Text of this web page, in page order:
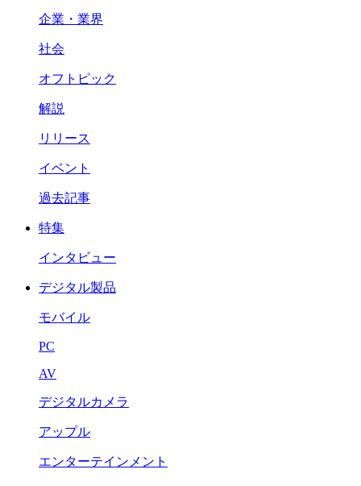
企業・業界
社会
オフトピック
解説
リリース
イベント
過去記事
特集
インタビュー
デジタル製品
モバイル
PC
AV
デジタルカメラ
アップル
エンターテインメント